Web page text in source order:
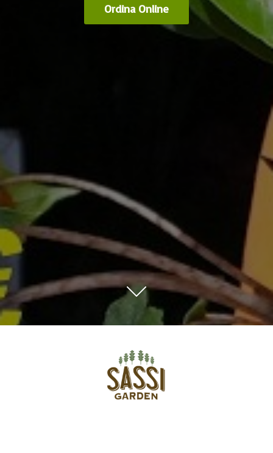
Ordina Online